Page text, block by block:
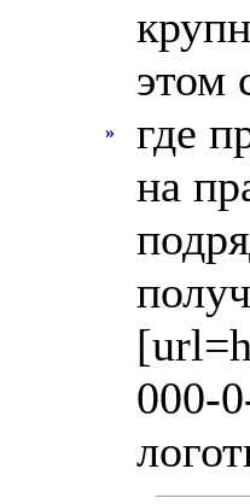
»
этом
где
на
000-